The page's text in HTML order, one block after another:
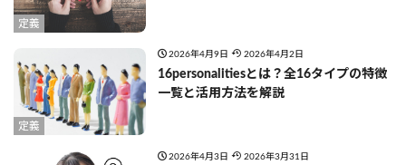
定義
定義
2026年4月9日 2026年4月2日
16personalitiesとは？全16タイプの特徴
一覧と活用方法を解説
2026年4月3日 2026年3月31日